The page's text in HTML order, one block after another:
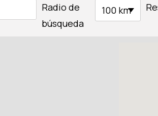
Radio de
búsqueda
100 km